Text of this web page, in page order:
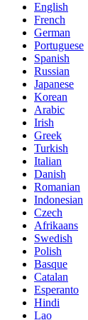
English
French
German
Portuguese
Spanish
Russian
Japanese
Korean
Arabic
Irish
Greek
Turkish
Italian
Danish
Romanian
Indonesian
Czech
Afrikaans
Swedish
Polish
Basque
Catalan
Esperanto
Hindi
Lao